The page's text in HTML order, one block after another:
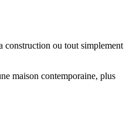
construction ou tout simplement
maison contemporaine, plus